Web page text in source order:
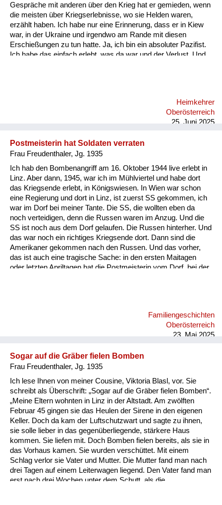
Gespräche mit anderen über den Krieg hat er gemieden, wenn
die meisten über Kriegserlebnisse, wo sie Helden waren,
erzählt haben. Ich habe nur eine Erinnerung, dass er in Kiew
war, in der Ukraine und irgendwo am Rande mit diesen
Erschießungen zu tun hatte. Ja, ich bin ein absoluter Pazifist.
Ich habe das einfach erlebt, was da war und der Verlust. Und
über Kontinente hinweg anbrüllt, und das ist einfach eineHeimkehrer
Oberösterreich
25. Juni 2025
Postmeisterin hat Soldaten verraten
Frau Freudenthaler, Jg. 1935
Ich hab den Bombenangriff am 16. Oktober 1944 live erlebt in
Linz. Aber dann, 1945, war ich im Mühlviertel und habe dort
das Kriegsende erlebt, in Königswiesen. In Wien war schon
eine Regierung und dort in Linz, ist zuerst SS gekommen, ich
war im Dorf bei meiner Tante. Die SS, die wollten eben da
noch verteidigen, denn die Russen waren im Anzug. Und die
SS ist noch aus dem Dorf gelaufen. Die Russen hinterher. Und
das war noch ein richtiges Kriegsende dort. Dann sind die
Amerikaner gekommen nach den Russen. Und das vorher,
das ist auch eine tragische Sache: in den ersten Maitagen
oder letzten Apriltagen hat die Postmeisterin vom Dorf, bei der
noch sofort standrechtlich geköpft oder gehängt. Das war in
Familiengeschichten
Oberösterreich
23. Mai 2025
Sogar auf die Gräber fielen Bomben
Frau Freudenthaler, Jg. 1935
Ich lese Ihnen von meiner Cousine, Viktoria Blasl, vor. Sie
schreibt als Überschrift: „Sogar auf die Gräber fielen Bomben“.
„Meine Eltern wohnten in Linz in der Altstadt. Am zwölften
Februar 45 gingen sie das Heulen der Sirene in den eigenen
Keller. Doch da kam der Luftschutzwart und sagte zu ihnen,
sie solle lieber in das gegenüberliegende, stärkere Haus
kommen. Sie liefen mit. Doch Bomben fielen bereits, als sie in
das Vorhaus kamen. Sie wurden verschüttet. Mit einem
Schlag verlor sie Vater und Mutter. Die Mutter fand man nach
drei Tagen auf einem Leiterwagen liegend. Den Vater fand man
erst nach drei Wochen unter dem Schutt, als die